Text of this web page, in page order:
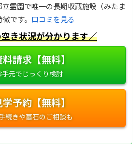
霊園で唯一の長期収蔵施設（みたま
です。 口コミを見る
き状況が分かります／
料請求【無料】
学予約【無料】